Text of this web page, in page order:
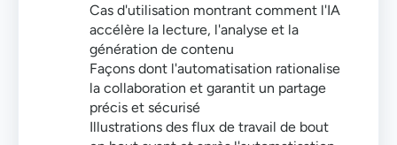
Cas d'utilisation montrant comment l'IA
accélère la lecture, l'analyse et la
génération de contenu
Façons dont l'automatisation rationalise
la collaboration et garantit un partage
précis et sécurisé
Illustrations des flux de travail de bout